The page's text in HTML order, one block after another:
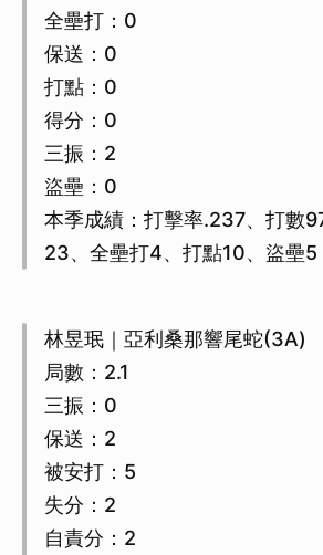
全壘打：0
保送：0
打點：0
得分：0
三振：2
盜壘：0
本季成績：打擊率.237、打數
23、全壘打4、打點10、盜壘5
林昱珉｜亞利桑那響尾蛇(3A)
局數：2.1
三振：0
保送：2
被安打：5
失分：2
自責分：2